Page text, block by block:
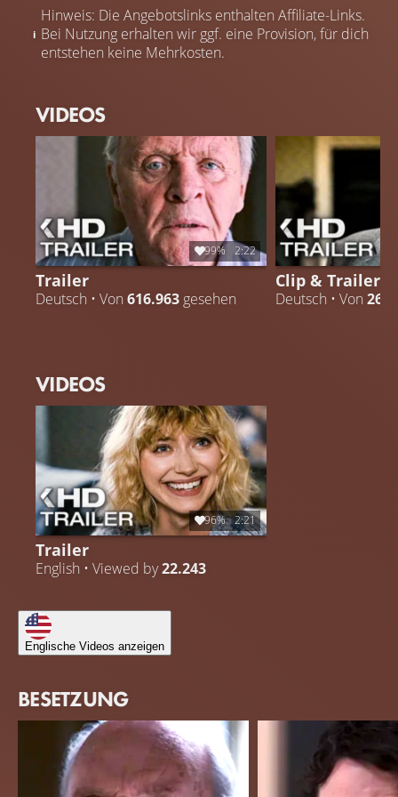
Hinweis: Die Angebotslinks enthalten Affiliate-Links.
Bei Nutzung erhalten wir ggf. eine Provision, für dich
entstehen keine Mehrkosten.
VIDEOS
99% 2:22
Trailer
Deutsch • Von 616.963 gesehen
Clip & Trailer
Deutsch • Von
VIDEOS
96% 2:21
Trailer
English • Viewed by22.243
Englische Videos anzeigen
BESETZUNG